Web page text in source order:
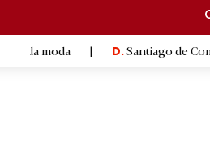
| D.Santiago de Compostela